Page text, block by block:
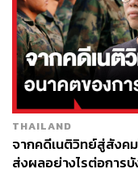
พร้อมทั้งระบุว่า “การ
เป็นความตั้งใจอย่าง
และเผชิญอยู่ในขณะนี้
ไม่ถูกพูดถึงในสังคม
ปฏิบัติในหลากหลาย
ว่าสิ่งที่ถูกกระทำคือกา
มาก จนไม่สามารถบอ
ทำงาน
THAILAND
จากคดีเนติวิทย์สู่สังค
ส่งผลอย่างไรต่อการ